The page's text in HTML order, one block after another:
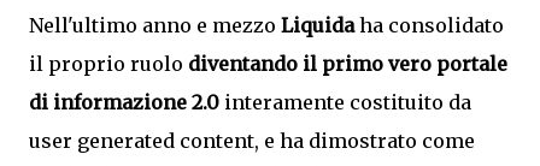
Nell'ultimo anno e mezzo Liquidaha consolidato
il proprio ruolo diventando il primo vero portale
di informazione 2.0 interamente costituito da
user generated content, e ha dimostrato come